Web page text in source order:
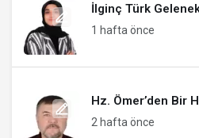
İlginç Türk
1 hafta önce
Hz. Ömer’den Bir
2 hafta önce